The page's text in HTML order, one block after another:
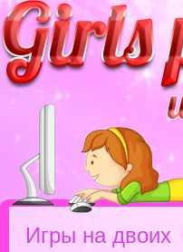
Игры на двоих